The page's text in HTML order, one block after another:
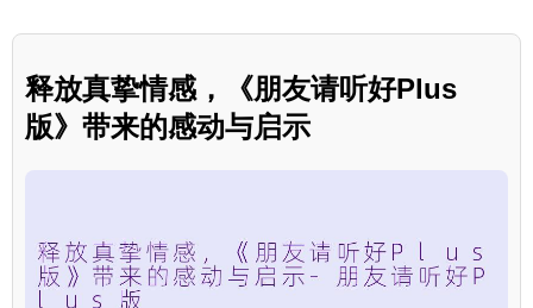
释放真挚情感，《朋友请听好Plus
版》带来的感动与启示